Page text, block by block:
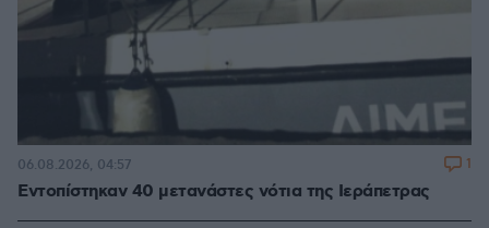
Εντοπίστηκαν 40 μετανάστες νότια της Ιεράπετρας
06.08.2026, 04:57 1